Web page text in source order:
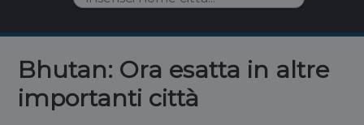
Bhutan: Ora esatta in altre
importanti città